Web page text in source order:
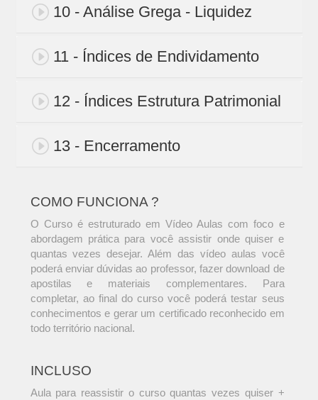
10 - Análise Grega - Liquidez
11 - Índices de Endividamento
12 - Índices Estrutura Patrimonial
13 - Encerramento
COMO FUNCIONA ?
O Curso é estruturado em Vídeo Aulas com foco e
abordagem prática para você assistir onde quiser e
quantas vezes desejar. Além das vídeo aulas você
poderá enviar dúvidas ao professor, fazer download de
apostilas e materiais complementares. Para
completar, ao final do curso você poderá testar seus
conhecimentos e gerar um certificado reconhecido em
todo território nacional.
INCLUSO
Aula para reassistir o curso quantas vezes quiser +